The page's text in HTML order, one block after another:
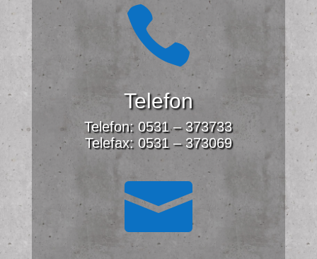

Telefon
Telefon: 0531 – 373733
Telefax: 0531 – 373069
